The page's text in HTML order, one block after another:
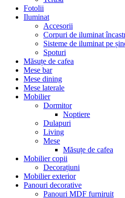
Fotolii
Iluminat
Accesorii
Corpuri de iluminat
Sisteme de iluminat pe
Spoturi
Măsuțe de cafea
Mese bar
Mese dining
Mese laterale
Mobilier
Dormitor
Noptiere
Dulapuri
Living
Mese
Măsuțe de cafea
Mobilier copii
Decorațiuni
Mobilier exterior
Panouri decorative
Panouri MDF furniruit